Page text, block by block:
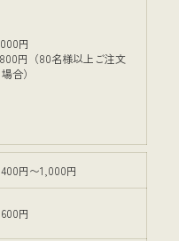
円
円（80名様以上ご注文
合）
円〜1,000円
円